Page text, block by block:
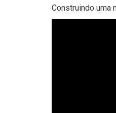
Construindo uma